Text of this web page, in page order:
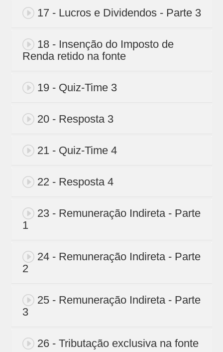
17 - Lucros e Dividendos - Parte 3
18 - Insenção do Imposto de
Renda retido na fonte
19 - Quiz-Time 3
20 - Resposta 3
21 - Quiz-Time 4
22 - Resposta 4
23 - Remuneração Indireta - Parte
1
24 - Remuneração Indireta - Parte
2
25 - Remuneração Indireta - Parte
3
26 - Tributação exclusiva na fonte